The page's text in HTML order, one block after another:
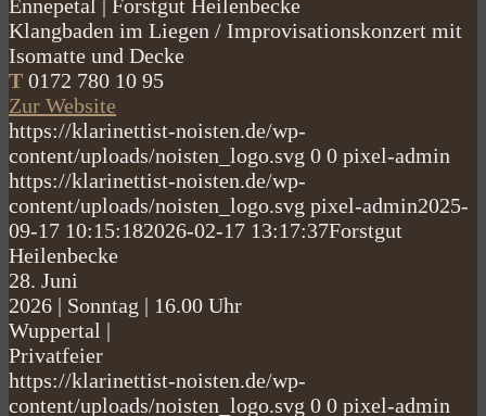
Ennepetal | Forstgut Heilenbecke
Klangbaden im Liegen / Improvisationskonzert mit
Isomatte und Decke
T 0172 780 10 95
Zur Website
https://klarinettist-noisten.de/wp-
content/uploads/noisten_logo.svg 0 0 pixel-admin
https://klarinettist-noisten.de/wp-
content/uploads/noisten_logo.svg pixel-admin2025-
09-17 10:15:182026-02-17 13:17:37Forstgut
Heilenbecke
28. Juni
2026 | Sonntag | 16.00 Uhr
Wuppertal |
Privatfeier
https://klarinettist-noisten.de/wp-
content/uploads/noisten_logo.svg 0 0 pixel-admin